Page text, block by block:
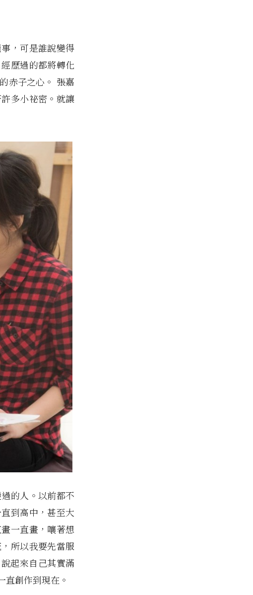
，可是誰說變得
歷過的都將轉化
赤子之心。 張嘉
多小祕密。就讓
的人。以前都不
到高中，甚至大
一直畫，嚷著想
所以我要先當服
起來自己其實滿
直創作到現在。